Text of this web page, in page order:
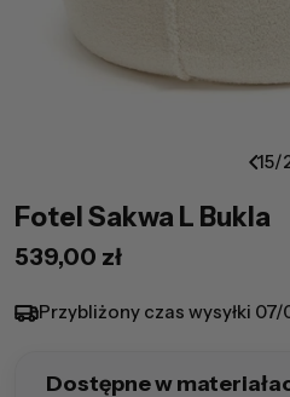
15/
Fotel Sakwa L Bukla
Cena
539,00 zł
Przybliżony czas wysyłki 07/
Dostępne w